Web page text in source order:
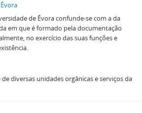
de Évora confunde-se com a da
em que é formado pela documentação
no exercício das suas funções e
diversas unidades orgânicas e serviços da